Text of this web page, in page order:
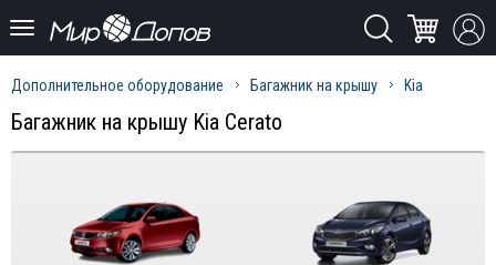
Дополнительное оборудование Багажник на крышу Kia
Багажник на крышу Kia Cerato